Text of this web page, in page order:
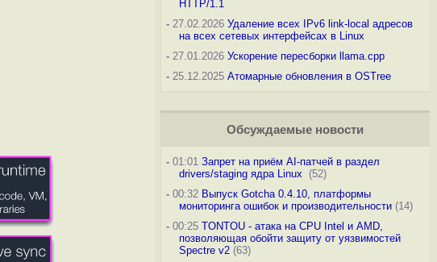
HTTP/1.1
-27.02.2026 Удаление всех IPv6 link-local адресов
на всех сетевых интерфейсах в Linux
-27.01.2026 Ускорение пересборки llama.cpp
-25.12.2025 Атомарные обновления в OSTree
Обсуждаемые новости
-01:01 Запрет на приём AI-патчей в раздел
drivers/staging ядра Linux
(52)
-00:32 Выпуск Gotcha 0.4.10, платформы
мониторинга ошибок и производительности(14)
-00:25 TONTOU - атака на CPU Intel и AMD,
позволяющая обойти защиту от уязвимостей
Spectre v2(63)